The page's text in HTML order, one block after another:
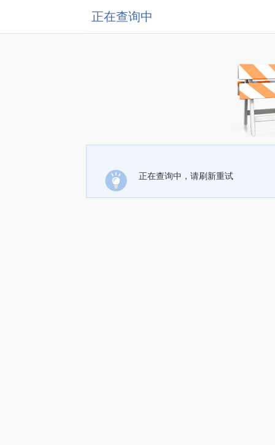
正在查询中
正在查询中，请刷新重试